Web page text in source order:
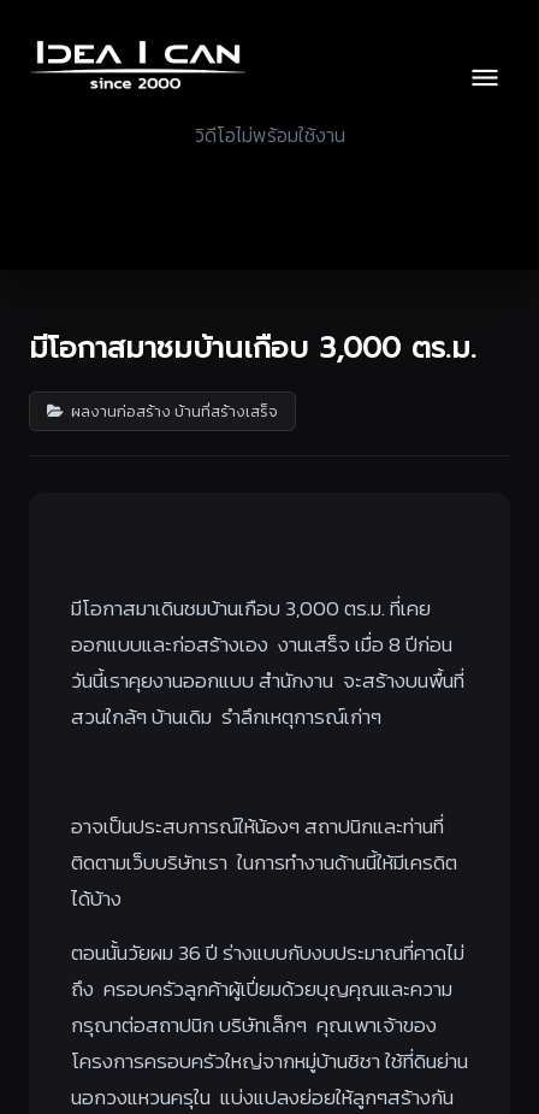
วิดีโอไม่พร้อมใช้งาน
มีโอกาสมาชมบ้านเกือบ 3,000 ตร.ม.
ผลงานก่อสร้าง บ้านที่สร้างเสร็จ
มีโอกาสมาเดินชมบ้านเกือบ 3,000 ตร.ม. ที่เคย
ออกแบบและก่อสร้างเอง งานเสร็จ เมื่อ 8 ปีก่อน
วันนี้เราคุยงานออกแบบ สำนักงาน จะสร้างบนพื้นที่
สวนใกล้ๆ บ้านเดิม รำลึกเหตุการณ์เก่าๆ
อาจเป็นประสบการณ์ให้น้องๆ สถาปนิกและท่านที่
ติดตามเว็บบริษัทเรา ในการทำงานด้านนี้ให้มีเครดิต
ได้บ้าง
ตอนนั้นวัยผม 36 ปี ร่างแบบกับงบประมาณที่คาดไม่
ถึง ครอบครัวลูกค้าผู้เปี่ยมด้วยบุญคุณและความ
กรุณาต่อสถาปนิก บริษัทเล็กๆ คุณเพาเจ้าของ
โครงการครอบครัวใหญ่จากหมู่บ้านชิชา ใช้ที่ดินย่าน
นอกวงแหวนครุใน แบ่งแปลงย่อยให้ลูกๆสร้างกัน